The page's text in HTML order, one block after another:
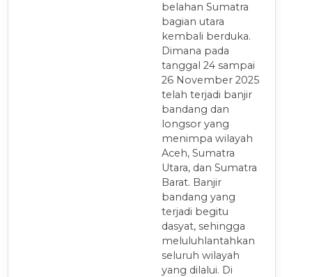
belahan Sumatra
bagian utara
kembali berduka.
Dimana pada
tanggal 24 sampai
26 November 2025
telah terjadi banjir
bandang dan
longsor yang
menimpa wilayah
Aceh, Sumatra
Utara, dan Sumatra
Barat. Banjir
bandang yang
terjadi begitu
dasyat, sehingga
meluluhlantahkan
seluruh wilayah
yang dilalui. Di